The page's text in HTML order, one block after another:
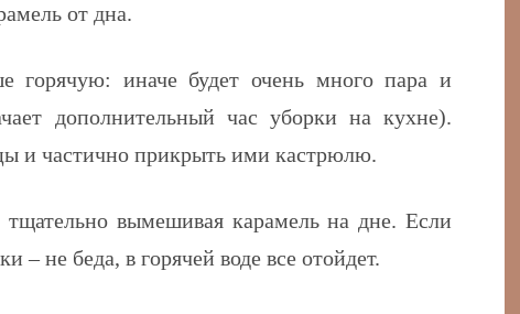
от дна.
горячую: иначе будет очень много пара и
дополнительный час уборки на кухне).
и частично прикрыть ими кастрюлю.
вымешивая карамель на дне. Если
– не беда, в горячей воде все отойдет.